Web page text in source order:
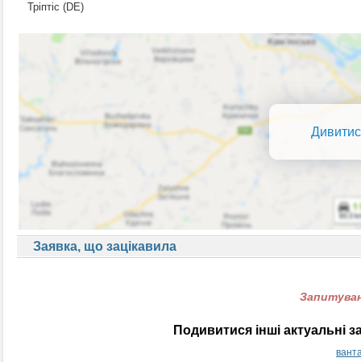
Тріптіс (DE)
Заявка, що зацікавила
Подивитися інші актуальні